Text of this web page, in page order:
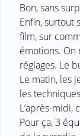
Bon, sans
Enfin, surtout
film, sur
émotions. On
réglages. Le
Le matin, les
les
L’après-midi,
Pour ça, 3